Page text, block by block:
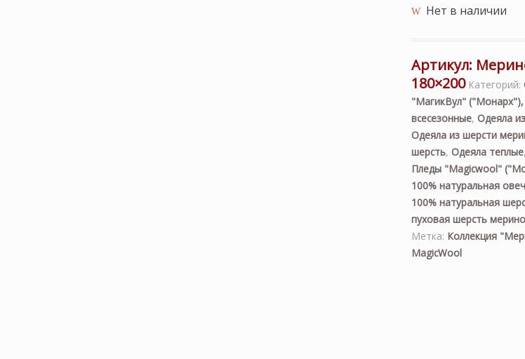
Нет в наличии
Артикул:
180×200 Категорий:
"МагикВул" ("Монарх"),
всесезонные, Одеяла
Одеяла из шерсти
шерсть, Одеяла теплые,
Пледы "Magicwool"
100% натуральная
100% натуральная
пуховая шерсть
Метка: Коллекция
MagicWool